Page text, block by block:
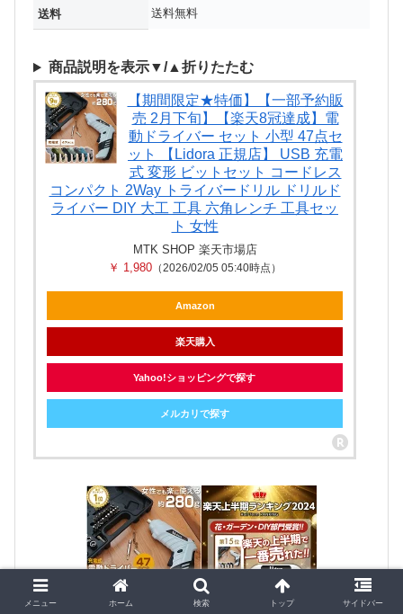
送料 送料無料
商品説明を表示▼/▲折りたたむ
【期間限定★特価】【一部予約販
売 2月下旬】【楽天8冠達成】電
動ドライバー セット 小型 47点セ
ット 【Lidora 正規店】 USB 充電
式 変形 ビットセット コードレス
コンパクト 2Way トライバードリル ドリルド
ライバー DIY 大工 工具 六角レンチ 工具セッ
ト 女性
MTK SHOP 楽天市場店
￥ 1,980 （2026/02/05 05:40時点）
Amazon
楽天購入
Yahoo!ショッピングで探す
メルカリで探す
メニュー ホーム 検索 トップ サイドバー